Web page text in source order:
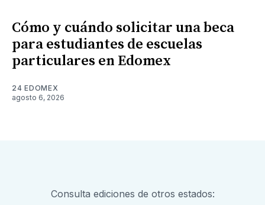
Cómo y cuándo solicitar una beca
para estudiantes de escuelas
particulares en Edomex
24 EDOMEX
agosto 6, 2026
Consulta ediciones de otros estados: